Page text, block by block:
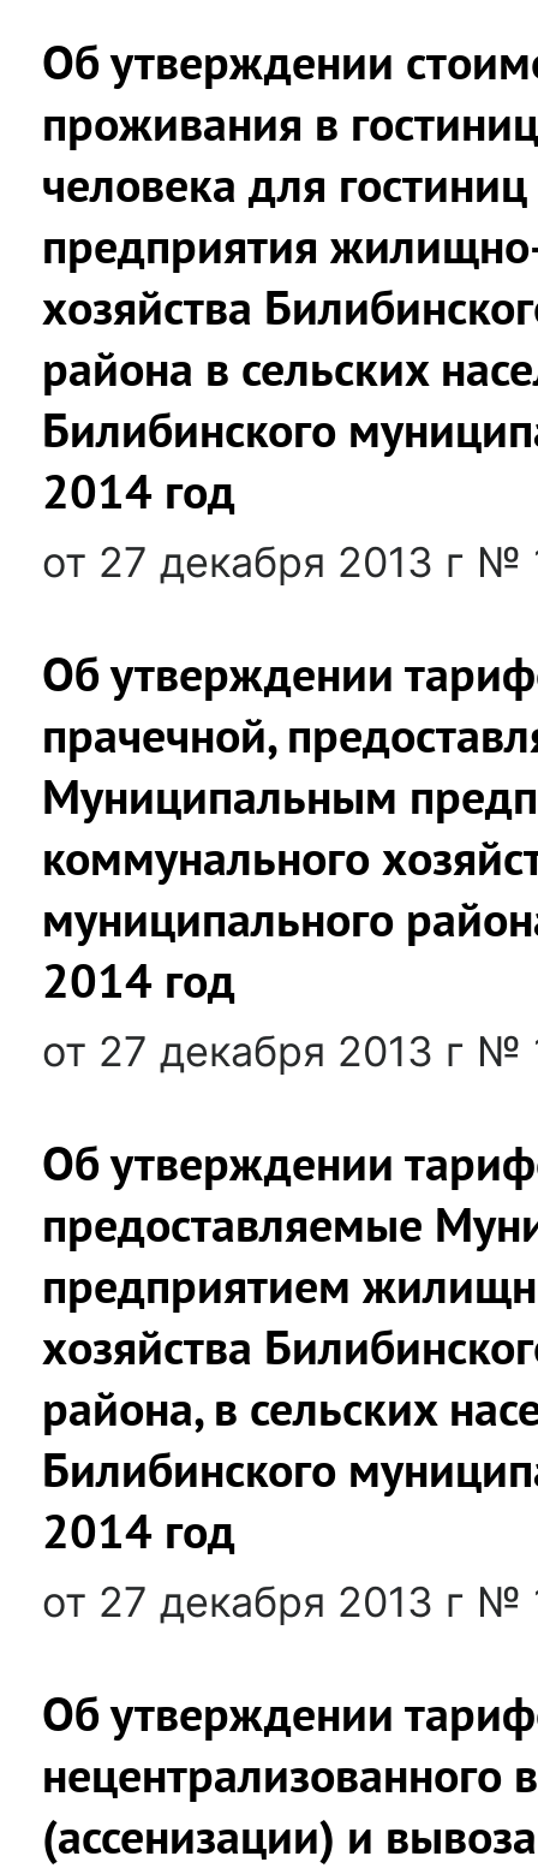
Об утверждении
проживания в
человека для
предприятия
хозяйства
района в сельских
Билибинского
2014 год
от 27 декабря 2013 г №
Об утверждении
прачечной,
Муниципальным
коммунального
муниципального
2014 год
от 27 декабря 2013 г №
Об утверждении
предоставляемые
предприятием
хозяйства
района, в сельских
Билибинского
2014 год
от 27 декабря 2013 г №
Об утверждении
нецентрализованного
(ассенизации) и